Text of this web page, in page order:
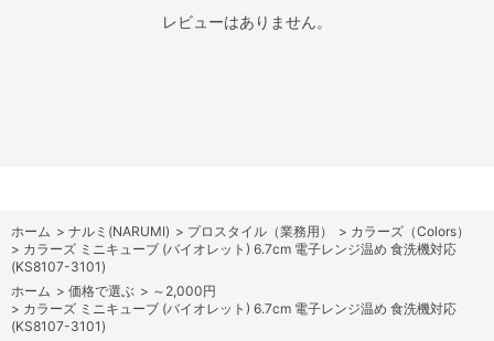
レビューはありません。
ホーム > ナルミ(NARUMI) > プロスタイル（業務用） > カラーズ（Colors）
> カラーズ ミニキューブ (バイオレット) 6.7cm 電子レンジ温め 食洗機対応
(KS8107-3101)
ホーム > 価格で選ぶ > ～2,000円
> カラーズ ミニキューブ (バイオレット) 6.7cm 電子レンジ温め 食洗機対応
(KS8107-3101)